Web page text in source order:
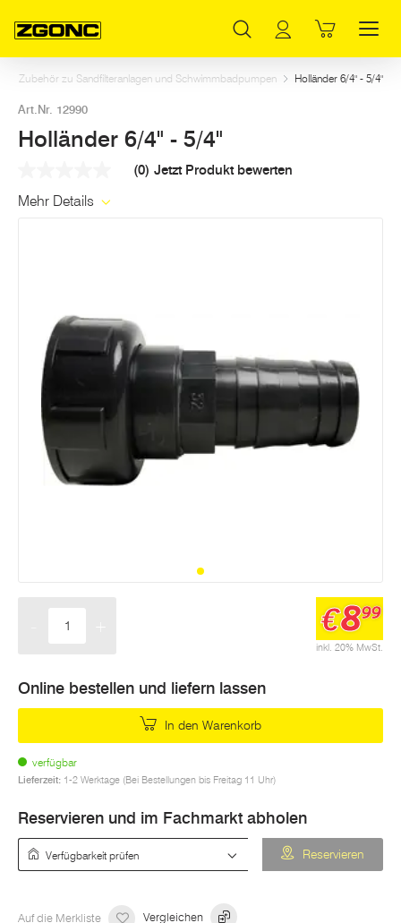
Zubehör zu Sandfilteranlagen und Schwimmbadpumpen Holländer 6/4" - 5/4"
Art.Nr. 12990
Holländer 6/4" - 5/4"
Link
(0) Jetzt Produkt bewerten
Mehr Details
inkl. 20% MwSt.
€899
Online bestellen und liefern lassen
In den Warenkorb
verfügbar
Lieferzeit: 1-2 Werktage (Bei Bestellungen bis Freitag 11 Uhr)
Reservieren und im Fachmarkt abholen
Reservieren
Auf die Merkliste Vergleichen